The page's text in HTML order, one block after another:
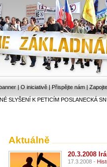
| O iniciativě | Přispějte nám |
SLYŠENÍ K PETICÍM POSLANECKÁ
Aktuálně
20.3.2008
17.3.2008 -